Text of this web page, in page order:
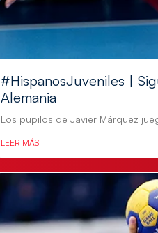
#HispanosJuveniles |
Alemania
Los pupilos de Javier Márquez
LEER MÁS